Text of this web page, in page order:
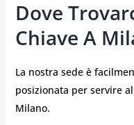
Dove
Chiave A
La nostra sede è
posizionata per servire
Milano.